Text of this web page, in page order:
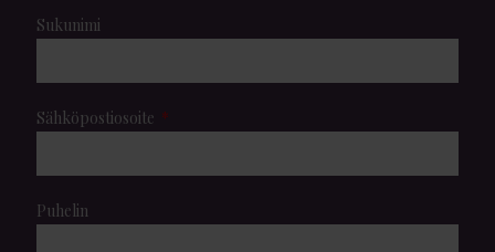
Sukunimi
Sähköpostiosoite
Puhelin